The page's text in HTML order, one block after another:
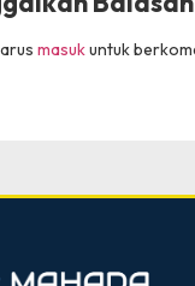
masukuntuk